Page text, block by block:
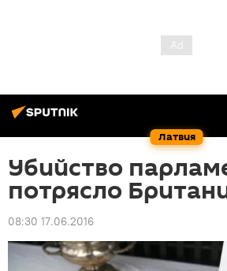
Латвия
Убийство
потрясло
08:30 17.06.2016